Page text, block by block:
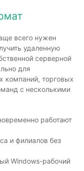
всего нужен
удаленную
серверной
для
компаний, торговых
с несколькими
работают
и филиалов без
Windows-рабочий